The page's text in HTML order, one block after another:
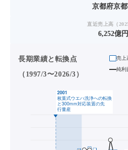
京都府京
直近売上高（
6,252億円
長期業績と転換点
（1997/3〜2026/3）
売上
純利